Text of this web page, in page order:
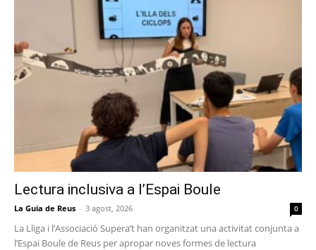
Lectura inclusiva a l’Espai Boule
La Guia de Reus - 3 agost, 2026 0
La Lliga i l’Associació Supera’t han organitzat una activitat conjunta a
l’Espai Boule de Reus per apropar noves formes de lectura